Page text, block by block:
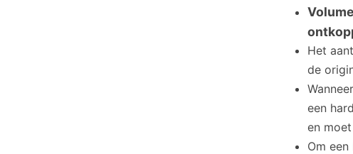
Het
de
een
en
Om